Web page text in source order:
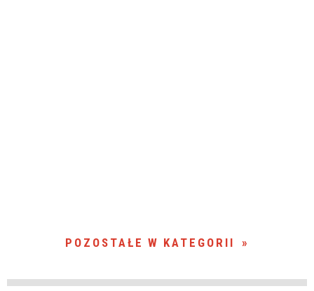
POZOSTAŁE W KATEGORII